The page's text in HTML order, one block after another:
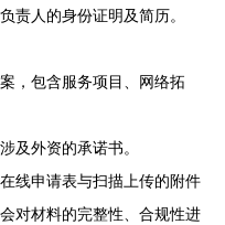
责人的身份证明及简历。
，包含服务项目、网络拓
及外资的承诺书。
线申请表与扫描上传的附件
对材料的完整性、合规性进